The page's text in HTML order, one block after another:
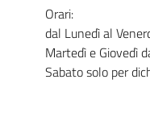
Orari:
dal Lunedì al
Martedì e Giovedì
Sabato solo per